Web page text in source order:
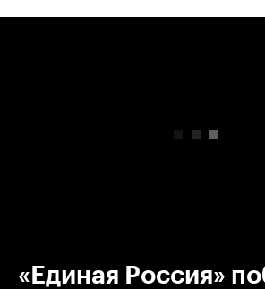
«Единая Россия»